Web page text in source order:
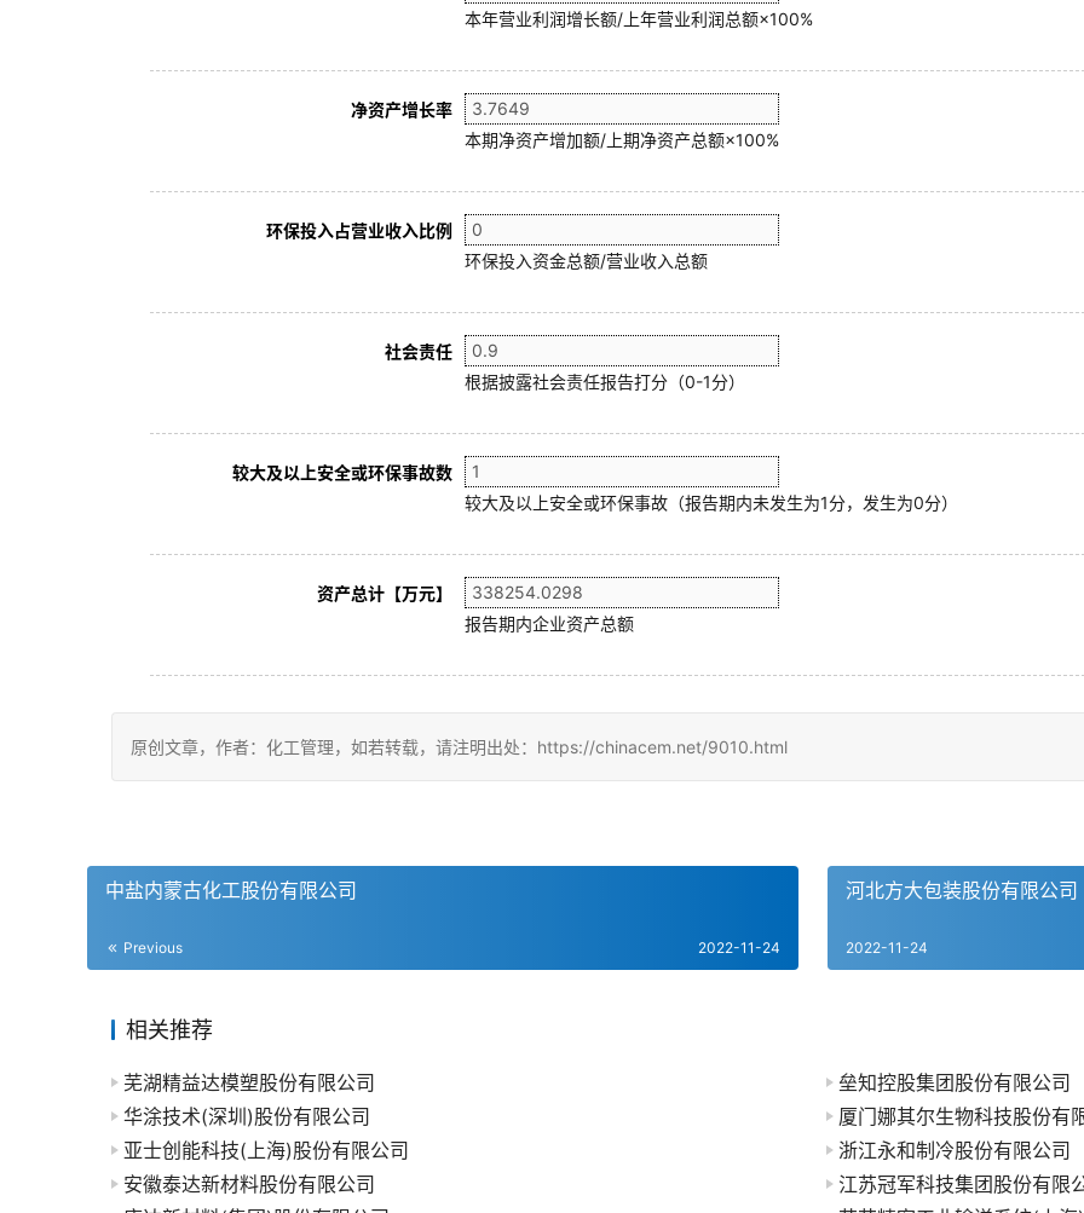
本年营业利润增长额/上年营业利润总额×100%
净资产增长率
本期净资产增加额/上期净资产总额×100%
环保投入占营业收入比例
环保投入资金总额/营业收入总额
社会责任
根据披露社会责任报告打分（0-1分）
较大及以上安全或环保事故数
较大及以上安全或环保事故（报告期内未发生为1分，发生为0分）
资产总计【万元】
报告期内企业资产总额
原创文章，作者：化工管理，如若转载，请注明出处：https://chinacem.net/9010.html
中盐内蒙古化工股份有限公司
Previous 2022-11-24
河北方大包装股份有限公司
2022-11-24
相关推荐
芜湖精益达模塑股份有限公司
垒知控股集团股份有限公司
华涂技术(深圳)股份有限公司
厦门娜其尔生物科技股份有
亚士创能科技(上海)股份有限公司
浙江永和制冷股份有限公司
安徽泰达新材料股份有限公司
江苏冠军科技集团股份有限